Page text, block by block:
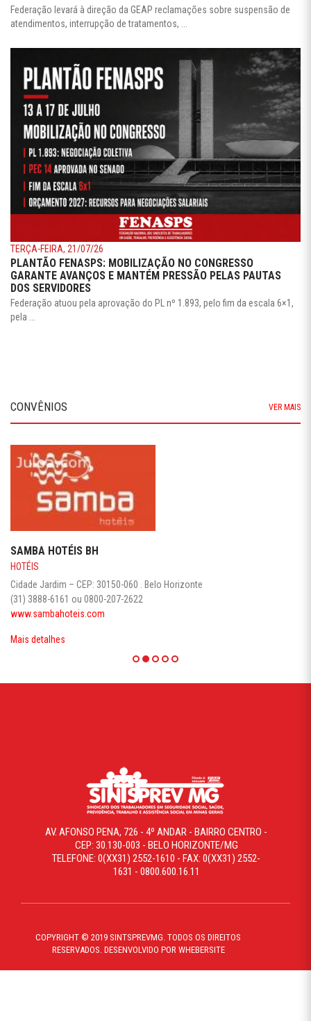
Federação levará à direção da GEAP reclamações sobre suspensão de
atendimentos, interrupção de tratamentos, ...
TERÇA-FEIRA, 21/07/26
PLANTÃO FENASPS: MOBILIZAÇÃO NO CONGRESSO
GARANTE AVANÇOS E MANTÉM PRESSÃO PELAS PAUTAS
DOS SERVIDORES
Federação atuou pela aprovação do PL nº 1.893, pelo fim da escala 6×1,
pela ...
CONVÊNIOS VER MAIS
SAMBA HOTÉIS BH
HOTÉIS
Cidade Jardim – CEP: 30150-060 . Belo Horizonte
(31) 3888-6161 ou 0800-207-2622
www.sambahoteis.com
Mais detalhes
AV. AFONSO PENA, 726 - 4º ANDAR - BAIRRO CENTRO -
CEP: 30.130-003 - BELO HORIZONTE/MG
TELEFONE: 0(XX31) 2552-1610 - FAX: 0(XX31) 2552-
1631 - 0800.600.16.11
COPYRIGHT © 2019 SINTSPREVMG. TODOS OS DIREITOS
RESERVADOS. DESENVOLVIDO POR WHEBERSITE